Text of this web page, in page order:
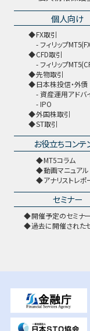
個人向け
FX取引
フィリップ
CFD取引
フィリップ
先物取引
日本株投信・外債
資産運用アドバ
IPO
外国株取引
ST取引
お役立ちコンテ
MT5コラム
動画マニュアル
アナリストレポ
セミナー
開催予定のセミナー
過去に開催された